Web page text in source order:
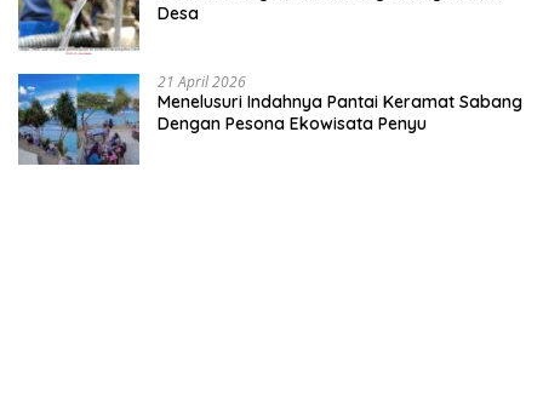
Desa
21 April 2026
Menelusuri Indahnya Pantai Keramat Sabang
Dengan Pesona Ekowisata Penyu